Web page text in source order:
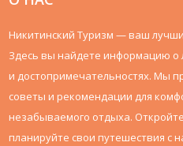
Никитинский Туризм — ваш
Здесь вы найдете информацию о
и достопримечательностях. Мы
советы и рекомендации для
незабываемого отдыха.
планируйте свои путешествия с